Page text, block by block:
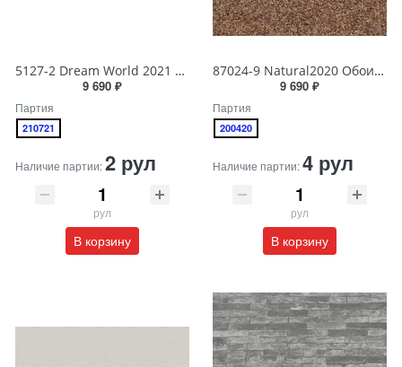
5127-2 Dream World 2021 Обои виниловые на бумажной основе 1.06*15.6
9 690 ₽
Партия
210721
Наличие партии:2 рул
рул
В корзину
87024-9 Natural2020 Обои виниловые на бумажной основе 1.06*15.6
9 690 ₽
Партия
200420
Наличие партии:4 рул
рул
В корзину